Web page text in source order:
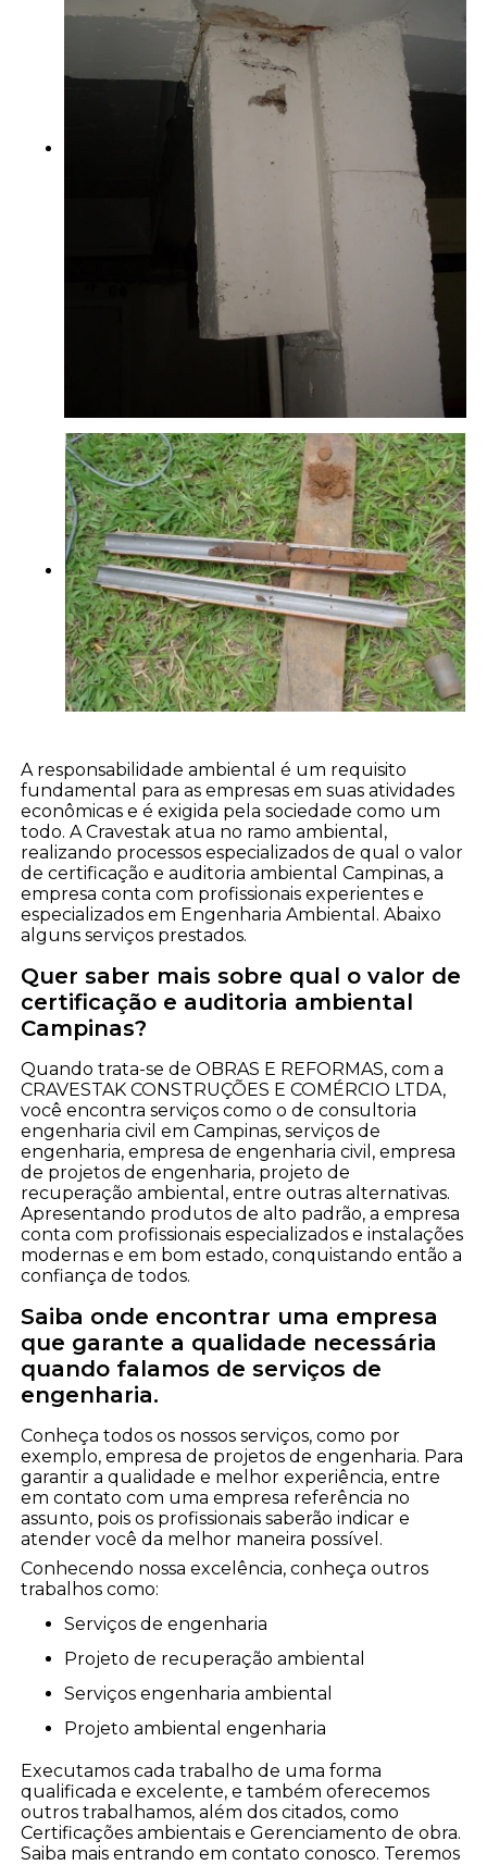
A responsabilidade ambiental é um requisito
fundamental para as empresas em suas atividades
econômicas e é exigida pela sociedade como um
todo. A Cravestak atua no ramo ambiental,
realizando processos especializados de qual o valor
de certificação e auditoria ambiental Campinas, a
empresa conta com profissionais experientes e
especializados em Engenharia Ambiental. Abaixo
alguns serviços prestados.
Quer saber mais sobre qual o valor de
certificação e auditoria ambiental
Campinas?
Quando trata-se de OBRAS E REFORMAS, com a
CRAVESTAK CONSTRUÇÕES E COMÉRCIO LTDA,
você encontra serviços como o de consultoria
engenharia civil em Campinas, serviços de
engenharia, empresa de engenharia civil, empresa
de projetos de engenharia, projeto de
recuperação ambiental, entre outras alternativas.
Apresentando produtos de alto padrão, a empresa
conta com profissionais especializados e instalações
modernas e em bom estado, conquistando então a
confiança de todos.
Saiba onde encontrar uma empresa
que garante a qualidade necessária
quando falamos de serviços de
engenharia.
Conheça todos os nossos serviços, como por
exemplo, empresa de projetos de engenharia. Para
garantir a qualidade e melhor experiência, entre
em contato com uma empresa referência no
assunto, pois os profissionais saberão indicar e
atender você da melhor maneira possível.
Conhecendo nossa excelência, conheça outros
trabalhos como:
serviços de engenharia
projeto de recuperação ambiental
serviços engenharia ambiental
projeto ambiental engenharia
Executamos cada trabalho de uma forma
qualificada e excelente, e também oferecemos
outros trabalhamos, além dos citados, como
Certificações ambientais e Gerenciamento de obra.
Saiba mais entrando em contato conosco. Teremos